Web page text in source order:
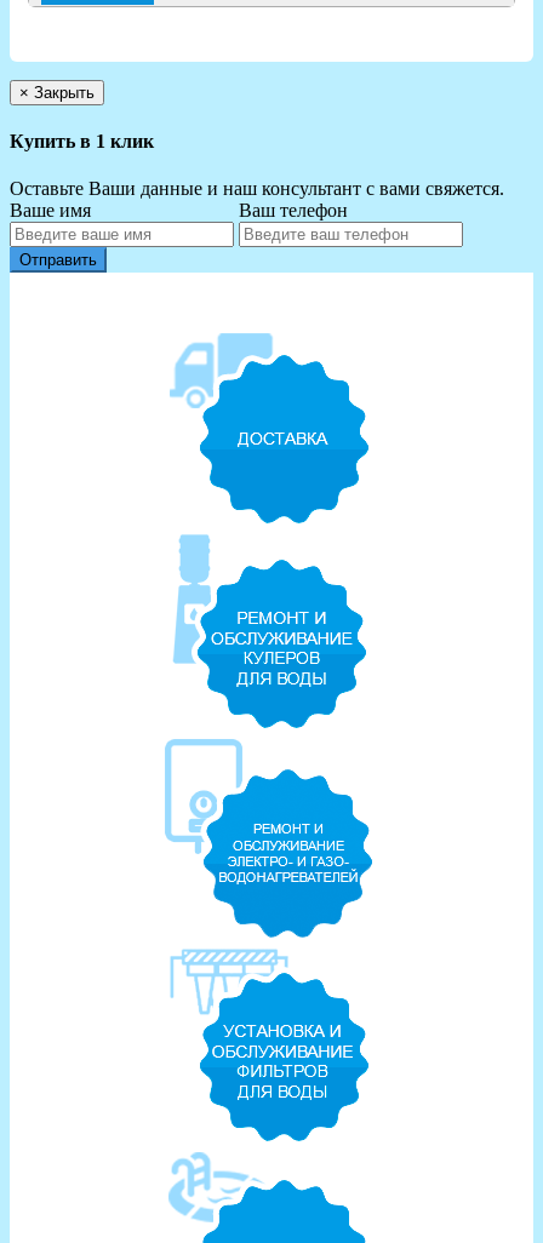
× Закрыть
Купить в 1 клик
Оставьте Ваши данные и наш консультант с вами свяжется.
Ваше имя
Ваш телефон
Отправить